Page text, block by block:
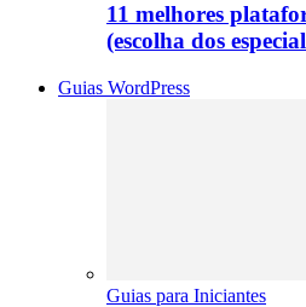
11 melhores
(escolha dos
Guias WordPress
Guias para Iniciantes